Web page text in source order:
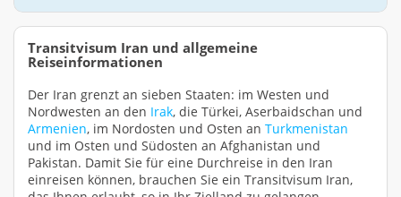
Transitvisum Iran und allgemeine
Reiseinformationen
Der Iran grenzt an sieben Staaten: im Westen und
Nordwesten an den Irak, die Türkei, Aserbaidschan und
Armenien, im Nordosten und Osten an Turkmenistan
und im Osten und Südosten an Afghanistan und
Pakistan. Damit Sie für eine Durchreise in den Iran
einreisen können, brauchen Sie ein Transitvisum Iran,